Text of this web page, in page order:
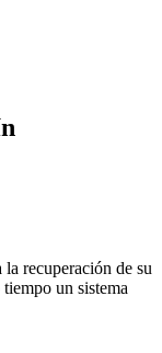
recuperación de su
un sistema